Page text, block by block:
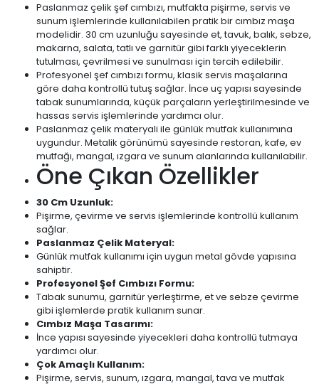
Paslanmaz çelik şef cımbızı, mutfakta pişirme, servis ve
sunum işlemlerinde kullanılabilen pratik bir cımbız maşa
modelidir. 30 cm uzunluğu sayesinde et, tavuk, balık, sebze,
makarna, salata, tatlı ve garnitür gibi farklı yiyeceklerin
tutulması, çevrilmesi ve sunulması için tercih edilebilir.
Profesyonel şef cımbızı formu, klasik servis maşalarına
göre daha kontrollü tutuş sağlar. İnce uç yapısı sayesinde
tabak sunumlarında, küçük parçaların yerleştirilmesinde ve
hassas servis işlemlerinde yardımcı olur.
Paslanmaz çelik materyali ile günlük mutfak kullanımına
uygundur. Metalik görünümü sayesinde restoran, kafe, ev
mutfağı, mangal, ızgara ve sunum alanlarında kullanılabilir.
Öne Çıkan Özellikler
30 Cm Uzunluk:
Pişirme, çevirme ve servis işlemlerinde kontrollü kullanım
sağlar.
Paslanmaz Çelik Materyal:
Günlük mutfak kullanımı için uygun metal gövde yapısına
sahiptir.
Profesyonel Şef Cımbızı Formu:
Tabak sunumu, garnitür yerleştirme, et ve sebze çevirme
gibi işlemlerde pratik kullanım sunar.
Cımbız Maşa Tasarımı:
İnce yapısı sayesinde yiyecekleri daha kontrollü tutmaya
yardımcı olur.
Çok Amaçlı Kullanım:
Pişirme, servis, sunum, ızgara, mangal, tava ve mutfak